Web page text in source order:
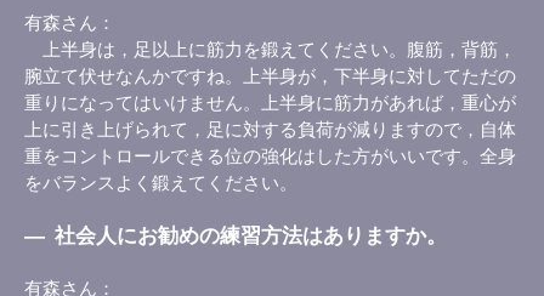
有森さん
上半身は，足以上に筋力を鍛えてください。腹筋，背筋，
腕立て伏せなんかですね。上半身が，下半身に対してただの
重りになってはいけません。上半身に筋力があれば，重心が
上に引き上げられて，足に対する負荷が減りますので，自体
重をコントロールできる位の強化はした方がいいです。全身
をバランスよく鍛えてください。
― 社会人にお勧めの練習方法はありますか。
有森さん